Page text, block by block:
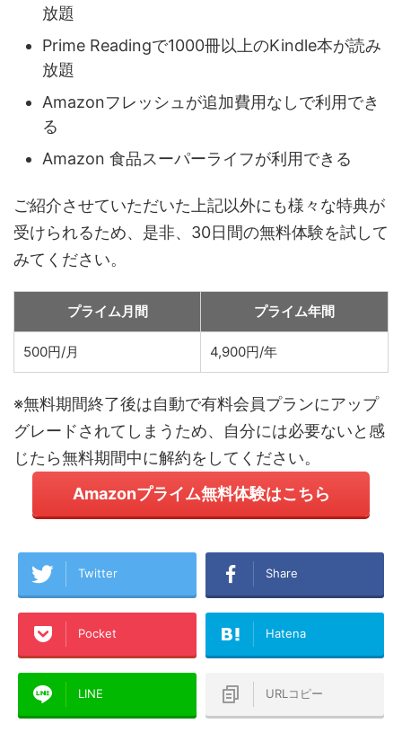
放題
Prime Readingで1000冊以上のKindle本が読み
放題
Amazonフレッシュが追加費用なしで利用でき
る
Amazon 食品スーパーライフが利用できる
ご紹介させていただいた上記以外にも様々な特典が
受けられるため、是非、30日間の無料体験を試して
みてください。
プライム月間 プライム年間
500円/月 4,900円/年
※無料期間終了後は自動で有料会員プランにアップ
グレードされてしまうため、自分には必要ないと感
じたら無料期間中に解約をしてください。
Amazonプライム無料体験はこちら
Twitter Share
Pocket Hatena
LINE URLコピー